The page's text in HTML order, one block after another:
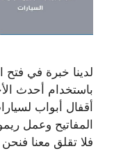
لدينا خبرة في
باستخدام أحدث
أقفال أبواب
المفاتيح وعمل
فلا تقلق معنا